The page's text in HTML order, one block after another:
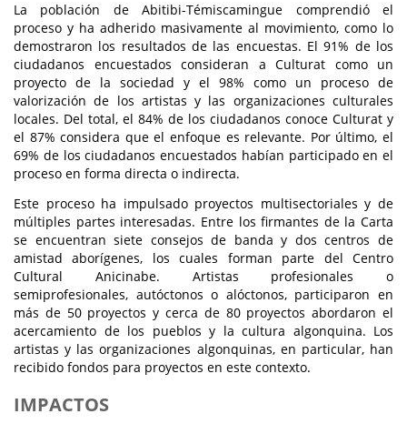
La población de Abitibi-Témiscamingue comprendió el
proceso y ha adherido masivamente al movimiento, como lo
demostraron los resultados de las encuestas. El 91% de los
ciudadanos encuestados consideran a Culturat como un
proyecto de la sociedad y el 98% como un proceso de
valorización de los artistas y las organizaciones culturales
locales. Del total, el 84% de los ciudadanos conoce Culturat y
el 87% considera que el enfoque es relevante. Por último, el
69% de los ciudadanos encuestados habían participado en el
proceso en forma directa o indirecta.
Este proceso ha impulsado proyectos multisectoriales y de
múltiples partes interesadas. Entre los firmantes de la Carta
se encuentran siete consejos de banda y dos centros de
amistad aborígenes, los cuales forman parte del Centro
Cultural Anicinabe. Artistas profesionales o
semiprofesionales, autóctonos o alóctonos, participaron en
más de 50 proyectos y cerca de 80 proyectos abordaron el
acercamiento de los pueblos y la cultura algonquina. Los
artistas y las organizaciones algonquinas, en particular, han
recibido fondos para proyectos en este contexto.
IMPACTOS